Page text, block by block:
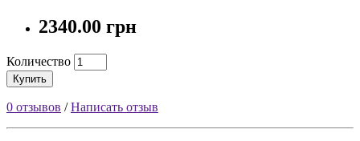
2340.00 грн
Количество
Купить
0 отзывов /Написать отзыв